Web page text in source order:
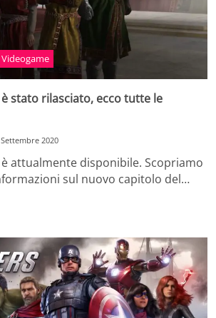
Videogame
è stato rilasciato, ecco tutte le
Settembre 2020
è attualmente disponibile. Scopriamo
sul nuovo capitolo del…